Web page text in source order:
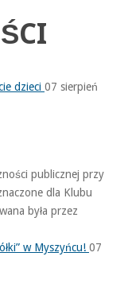
dzieci 07 sierpień
publicznej przy
dla Klubu
była przez
w Myszyńcu! 07